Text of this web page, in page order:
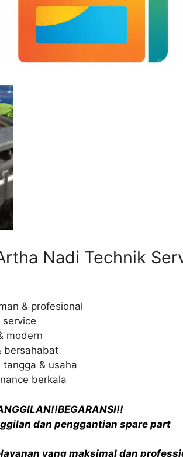
Nadi Technik
& profesional
service
modern
bersahabat
& usaha
berkala
dan penggantian spare part
yang maksimal dan